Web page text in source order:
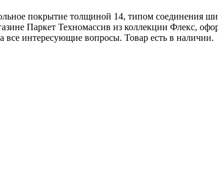
покрытие толщиной 14, типом соединения
Паркет Техномассив из коллекции Флекс,
интересующие вопросы. Товар есть в наличии.